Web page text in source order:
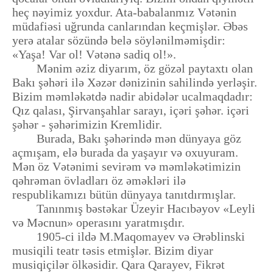
heç nəyimiz yoxdur. Ata-babalanmız Vətənin
müdafiəsi uğrunda canlarından keçmişlər. Əbəs
yerə atalar sözündə belə söylənilməmişdir:
«Yaşa! Var ol! Vətənə sadiq ol!».
Mənim əziz diyarım, öz gözəl paytaxtı olan
Bakı şəhəri ilə Xəzər dənizinin sahilində yerləşir.
Bizim məmləkətdə nadir abidələr ucalmaqdadır:
Qız qalası, Şirvanşahlar sarayı, içəri şəhər. içəri
şəhər - şəhərimizin Kremlidir.
Burada, Bakı şəhərində mən dünyaya göz
açmışam, elə burada da yaşayır və oxuyuram.
Mən öz Vətənimi sevirəm və məmləkətimizin
qəhrəman övladları öz əməkləri ilə
respublikamızı bütün dünyaya tanıtdırmışlar.
Tanınmış bəstəkar Üzeyir Hacıbəyov «Leyli
və Məcnun» operasını yaratmışdır.
1905-ci ildə M.Maqomayev və Ərəblinski
musiqili teatr təsis etmişlər. Bizim diyar
musiqiçilər ölkəsidir. Qara Qarayev, Fikrət